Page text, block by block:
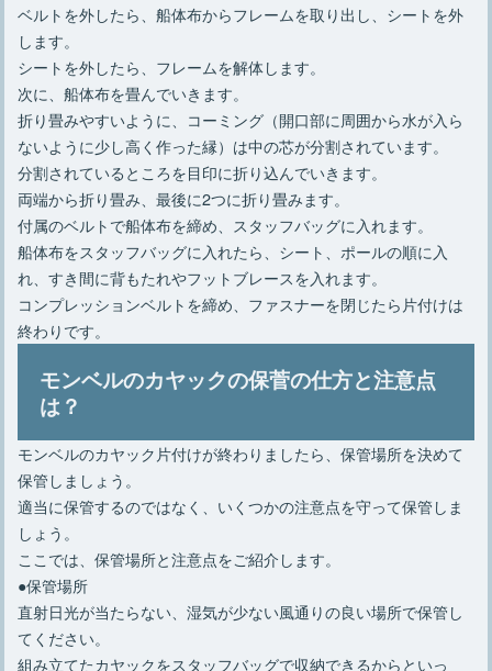
ベルトを外したら、船体布からフレームを取り出し、シートを外
します。
シートを外したら、フレームを解体します。
次に、船体布を畳んでいきます。
折り畳みやすいように、コーミング（開口部に周囲から水が入ら
ないように少し高く作った縁）は中の芯が分割されています。
分割されているところを目印に折り込んでいきます。
両端から折り畳み、最後に2つに折り畳みます。
付属のベルトで船体布を締め、スタッフバッグに入れます。
船体布をスタッフバッグに入れたら、シート、ポールの順に入
れ、すき間に背もたれやフットブレースを入れます。
コンプレッションベルトを締め、ファスナーを閉じたら片付けは
終わりです。
モンベルのカヤックの保菅の仕方と注意点
は？
モンベルのカヤック片付けが終わりましたら、保管場所を決めて
保管しましょう。
適当に保管するのではなく、いくつかの注意点を守って保管しま
しょう。
ここでは、保管場所と注意点をご紹介します。
●保管場所
直射日光が当たらない、湿気が少ない風通りの良い場所で保管し
てください。
組み立てたカヤックをスタッフバッグで収納できるからといっ